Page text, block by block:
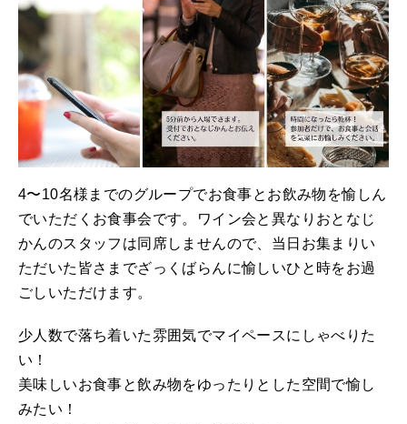
4〜10名様までのグループでお食事とお飲み物を愉しん
でいただくお食事会です。ワイン会と異なりおとなじ
かんのスタッフは同席しませんので、当日お集まりい
ただいた皆さまでざっくばらんに愉しいひと時をお過
ごしいただけます。
少人数で落ち着いた雰囲気でマイペースにしゃべりた
い！
美味しいお食事と飲み物をゆったりとした空間で愉し
みたい！